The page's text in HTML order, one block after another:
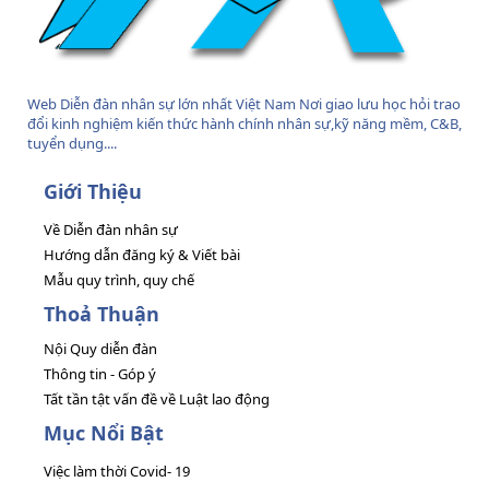
Web Diễn đàn nhân sự lớn nhất Việt Nam Nơi giao lưu học hỏi trao
đổi kinh nghiệm kiến thức hành chính nhân sự,kỹ năng mềm, C&B,
tuyển dụng....
Giới Thiệu
Về Diễn đàn nhân sự
Hướng dẫn đăng ký & Viết bài
Mẫu quy trình, quy chế
Thoả Thuận
Nội Quy diễn đàn
Thông tin - Góp ý
Tất tần tật vấn đề về Luật lao động
Mục Nổi Bật
Việc làm thời Covid- 19